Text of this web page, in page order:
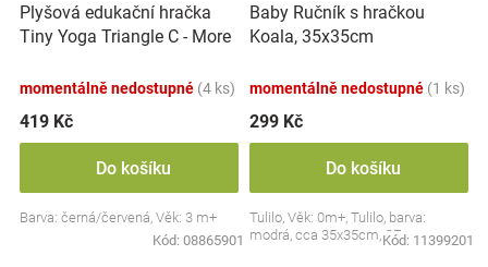
Plyšová edukační hračka
Tiny Yoga Triangle C - More
BabyOno
momentálně nedostupné (4 ks)
419 Kč
Do košíku
Barva: černá/červená, Věk: 3 m+
Kód: 08865901
Baby Ručník s hračkou
Koala, 35x35cm
momentálně nedostupné (1 ks)
299 Kč
Do košíku
Tulilo, Věk: 0m+, Tulilo, barva:
modrá, cca 35x35cm, CE
Kód: 11399201